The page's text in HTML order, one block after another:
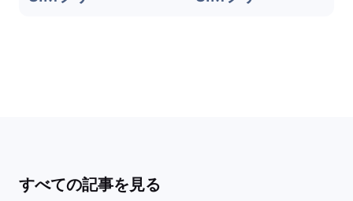
すべての記事を見る